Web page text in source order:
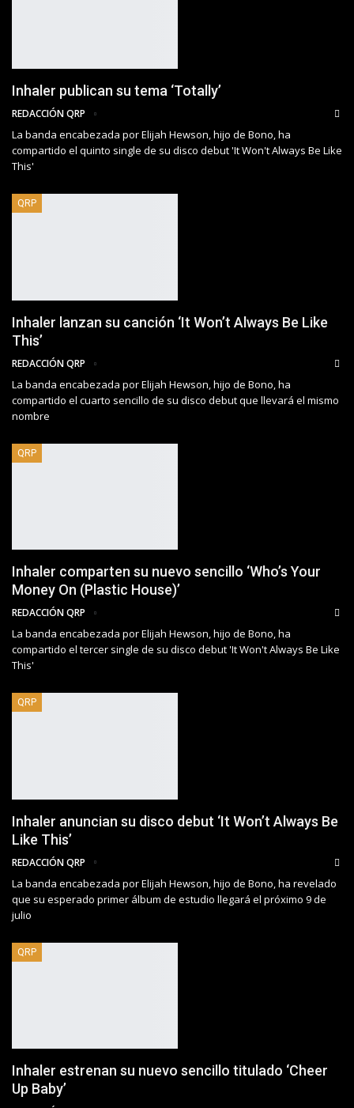
Inhaler publican su tema ‘Totally’
REDACCIÓN QRP
La banda encabezada por Elijah Hewson, hijo de Bono, ha
compartido el quinto single de su disco debut 'It Won't Always Be Like
This'
QRP
Inhaler lanzan su canción ‘It Won’t Always Be Like
This’
REDACCIÓN QRP
La banda encabezada por Elijah Hewson, hijo de Bono, ha
compartido el cuarto sencillo de su disco debut que llevará el mismo
nombre
QRP
Inhaler comparten su nuevo sencillo ‘Who’s Your
Money On (Plastic House)’
REDACCIÓN QRP
La banda encabezada por Elijah Hewson, hijo de Bono, ha
compartido el tercer single de su disco debut 'It Won't Always Be Like
This'
QRP
Inhaler anuncian su disco debut ‘It Won’t Always Be
Like This’
REDACCIÓN QRP
La banda encabezada por Elijah Hewson, hijo de Bono, ha revelado
que su esperado primer álbum de estudio llegará el próximo 9 de
julio
QRP
Inhaler estrenan su nuevo sencillo titulado ‘Cheer
Up Baby’